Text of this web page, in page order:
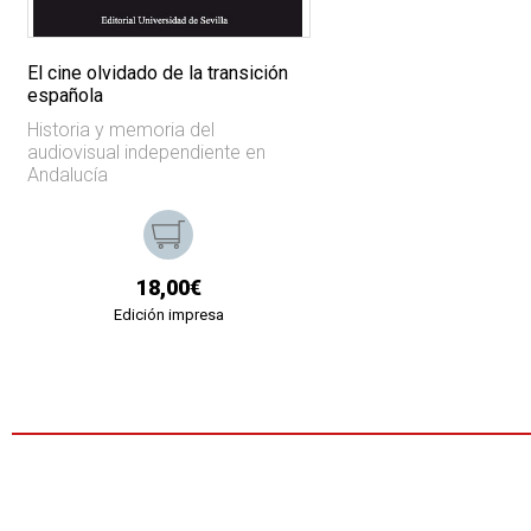
El cine olvidado de la transición
española
Historia y memoria del
audiovisual independiente en
Andalucía
18,00€
Edición impresa